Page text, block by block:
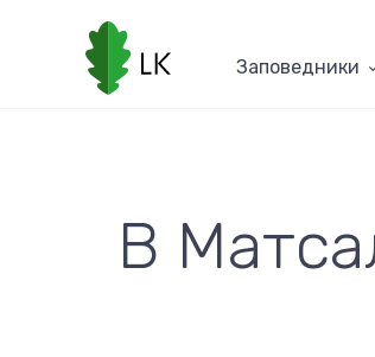
основному
содержанию
Заповедники
В